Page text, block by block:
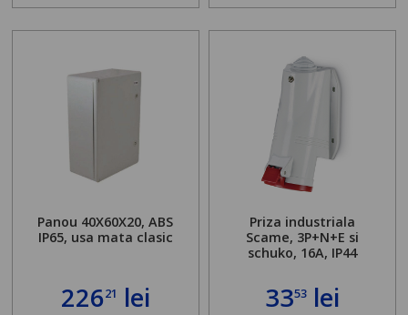
Panou 40X60X20, ABS
IP65, usa mata clasic
22621 lei
Priza industriala
Scame, 3P+N+E si
schuko, 16A, IP44
3353 lei